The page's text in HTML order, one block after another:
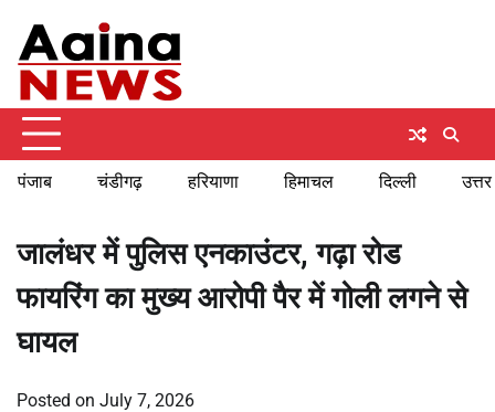
content
पंजाब चंडीगढ़ हरियाणा हिमाचल दिल्ली
जालंधर में पुलिस एनकाउंटर, गढ़ा रोड
फायरिंग का मुख्य आरोपी पैर में गोली लगने से
घायल
Posted on July 7, 2026